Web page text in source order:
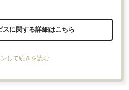
スに関する詳細はこちら
して続きを読む